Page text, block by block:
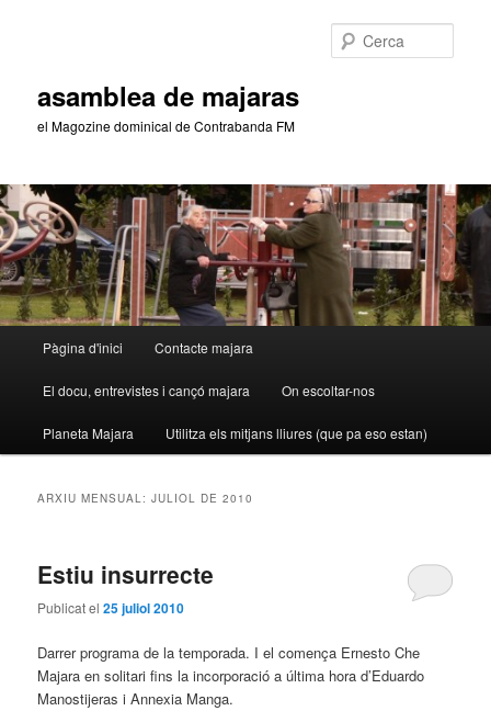
asamblea de majaras
el Magozine dominical de Contrabanda FM
principal
Pàgina d'inici Contacte majara
El docu, entrevistes i cançó majara On escoltar-nos
Planeta Majara Utilitza els mitjans lliures (que pa eso estan)
ARXIU MENSUAL:JULIOL DE 2010
Estiu insurrecte
Publicat el25 juliol 2010
Darrer programa de la temporada. I el comença Ernesto Che
Majara en solitari fins la incorporació a última hora d’Eduardo
Manostijeras i Annexia Manga.